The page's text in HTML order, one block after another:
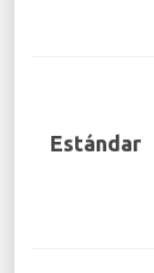
Estándar